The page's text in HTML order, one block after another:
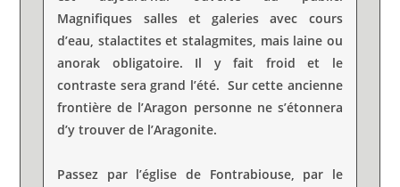
Magnifiques salles et galeries avec cours
d’eau, stalactites et stalagmites, mais laine ou
anorak obligatoire. Il y fait froid et le
contraste sera grand l’été. Sur cette ancienne
frontière de l’Aragon personne ne s’étonnera
d’y trouver de l’Aragonite.
Passez par l’église de Fontrabiouse, par le